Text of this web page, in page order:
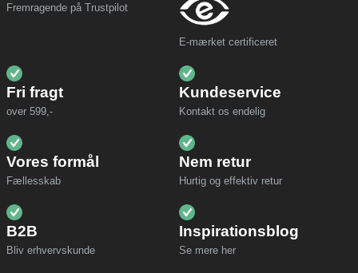
Fremragende på Trustpilot
E-mærket certificeret
Fri fragt
over 599,-
Kundeservice
Kontakt os endelig
Vores formål
Fællesskab
Nem retur
Hurtig og effektiv retur
B2B
Bliv erhvervskunde
Inspirationsblog
Se mere her